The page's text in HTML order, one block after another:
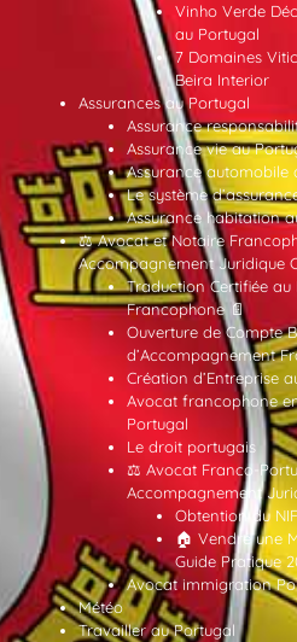
Vinho Verde
au Portugal
7 Domaines
Beira Interior
Assurances au Portugal
Assurance
Assurance vie au
Assurance automobile
Le système
Assurance habitation
⚖️ Avocat et Notaire
Accompagnement Juridique
Traduction Certifiée
Francophone 📄
Ouverture de Compte
d’Accompagnement
Création d’Entreprise
Avocat francophone
Portugal
Le droit portugais
⚖️ Avocat Franco-
Accompagnement
Obtention du
🏠 Vendre une
Guide Pratique
Avocat immigration
Météo
Travailler au Portugal